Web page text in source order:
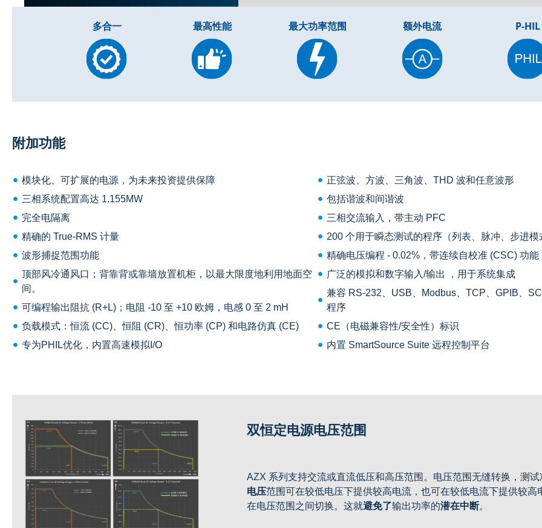
多合一 最高性能 最大功率范围 额外电流 P-HIL
附加功能
模块化、可扩展的电源，为未来投资提供保障
三相系统配置高达 1.155MW
完全电隔离
精确的 True-RMS 计量
波形捕捉范围功能
顶部风冷通风口；背靠背或靠墙放置机柜，以最大限度地利用地面空
间。
可编程输出阻抗 (R+L)；电阻 -10 至 +10 欧姆，电感 0 至 2 mH
负载模式：恒流 (CC)、恒阻 (CR)、恒功率 (CP) 和电路仿真 (CE)
专为PHIL优化，内置高速模拟I/O
正弦波、方波、三角波、THD 波和任意波形
包括谐波和间谐波
三相交流输入，带主动 PFC
200 个用于瞬态测试的程序（列表、脉冲、步进模
精确电压编程 - 0.02%，带连续自校准 (CSC) 功能
广泛的模拟和数字输入/输出
，用于系统集成
兼容 RS-232、USB、Modbus、TCP、GPIB、
程序
CE（电磁兼容性/安全性）标识
内置 SmartSource Suite 远程控制平台
双恒定电源电压范围
AZX 系列支持交流或直流低压和高压范围。电压范围无缝转换，测试
电压范围可在较低电压下提供较高电流，也可在较低电流下提供较高
在电压范围之间切换。这就避免了输出功率的潜在中断。